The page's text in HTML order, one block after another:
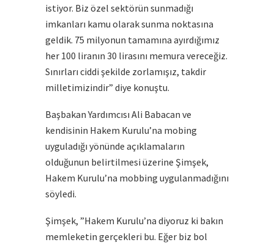
istiyor. Biz özel sektörün sunmadığı
imkanları kamu olarak sunma noktasına
geldik. 75 milyonun tamamına ayırdığımız
her 100 liranın 30 lirasını memura vereceğiz.
Sınırları ciddi şekilde zorlamışız, takdir
milletimizindir” diye konuştu.
Başbakan Yardımcısı Ali Babacan ve
kendisinin Hakem Kurulu’na mobing
uyguladığı yönünde açıklamaların
olduğunun belirtilmesi üzerine Şimşek,
Hakem Kurulu’na mobbing uygulanmadığını
söyledi.
Şimşek, ”Hakem Kurulu’na diyoruz ki bakın
memleketin gerçekleri bu. Eğer biz bol